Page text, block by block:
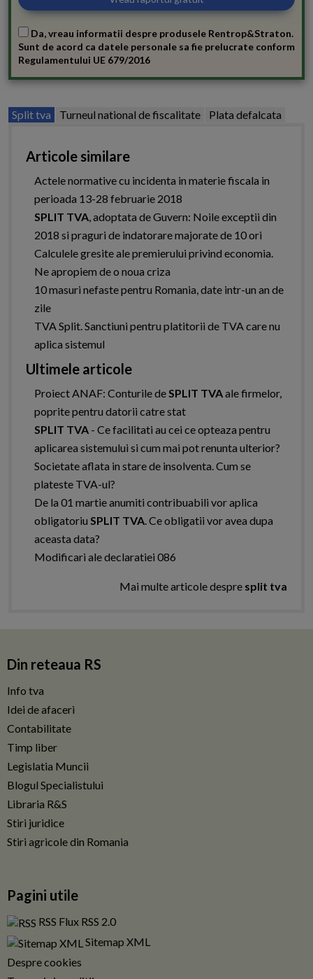
Da, vreau informatii despre produsele Rentrop&Straton.
Sunt de acord ca datele personale sa fie prelucrate conform
Regulamentului UE 679/2016
Split tva Turneul national de fiscalitate Plata defalcata
Articole similare
Actele normative cu incidenta in materie fiscala in
perioada 13-28 februarie 2018
SPLIT TVA, adoptata de Guvern: Noile exceptii din
2018 si praguri de indatorare majorate de 10 ori
Calculele gresite ale premierului privind economia.
Ne apropiem de o noua criza
10 masuri nefaste pentru Romania, date intr-un an de
zile
TVA Split. Sanctiuni pentru platitorii de TVA care nu
aplica sistemul
Ultimele articole
Proiect ANAF: Conturile deSPLIT TVAale firmelor,
poprite pentru datorii catre stat
SPLIT TVA - Ce facilitati au cei ce opteaza pentru
aplicarea sistemului si cum mai pot renunta ulterior?
Societate aflata in stare de insolventa. Cum se
plateste TVA-ul?
De la 01 martie anumiti contribuabili vor aplica
obligatoriu SPLIT TVA. Ce obligatii vor avea dupa
aceasta data?
Modificari ale declaratiei 086
Mai multe articole despre split tva
Din reteaua RS
Info tva
Idei de afaceri
Contabilitate
Timp liber
Legislatia Muncii
Blogul Specialistului
Libraria R&S
Stiri juridice
Stiri agricole din Romania
Pagini utile
RSS Flux RSS 2.0
Sitemap XML
Despre cookies